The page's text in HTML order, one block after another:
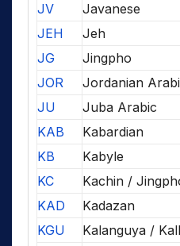
JV
Javanese
JEH
Jeh
JG
Jingpho
JOR
Jordanian
JU
Juba Arabic
KAB
Kabardian
KB
Kabyle
KC
Kachin /
KAD
Kadazan
KGU
Kalanguya /